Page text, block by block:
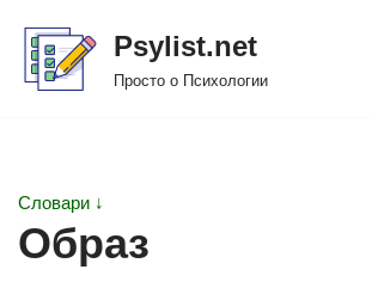
Перейти
Psylist.net
Просто о Психологии
Словари ↓
Образ